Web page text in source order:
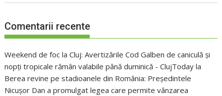
Comentarii recente
Weekend de foc la Cluj: Avertizările Cod Galben de caniculă și
nopți tropicale rămân valabile până duminică - ClujToday la
Berea revine pe stadioanele din România: Președintele
Nicușor Dan a promulgat legea care permite vânzarea